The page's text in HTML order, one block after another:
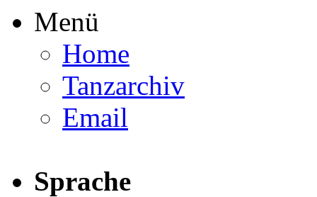
Menü
Home
Tanzarchiv
Email
Sprache